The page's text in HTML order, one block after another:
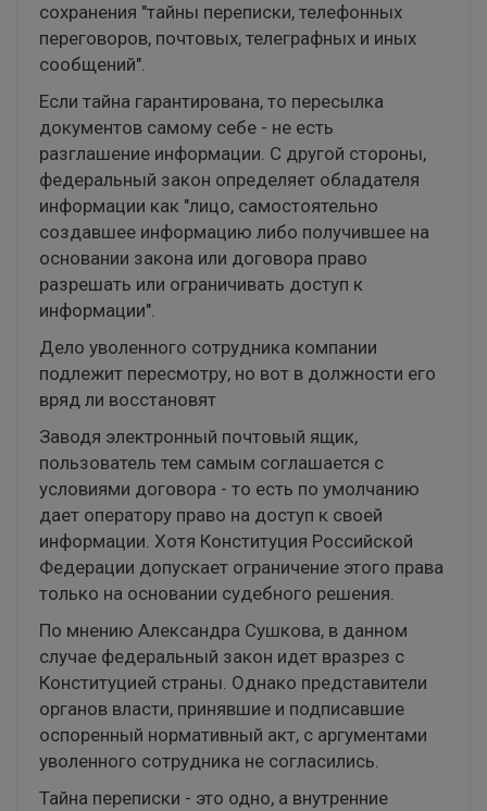
сохранения "тайны переписки, телефонных
переговоров, почтовых, телеграфных и иных
сообщений".
Если тайна гарантирована, то пересылка
документов самому себе - не есть
разглашение информации. С другой стороны,
федеральный закон определяет обладателя
информации как "лицо, самостоятельно
создавшее информацию либо получившее на
основании закона или договора право
разрешать или ограничивать доступ к
информации".
Дело уволенного сотрудника компании
подлежит пересмотру, но вот в должности его
вряд ли восстановят
Заводя электронный почтовый ящик,
пользователь тем самым соглашается с
условиями договора - то есть по умолчанию
дает оператору право на доступ к своей
информации. Хотя Конституция Российской
Федерации допускает ограничение этого права
только на основании судебного решения.
По мнению Александра Сушкова, в данном
случае федеральный закон идет вразрез с
Конституцией страны. Однако представители
органов власти, принявшие и подписавшие
оспоренный нормативный акт, с аргументами
уволенного сотрудника не согласились.
Тайна переписки - это одно, а внутренние